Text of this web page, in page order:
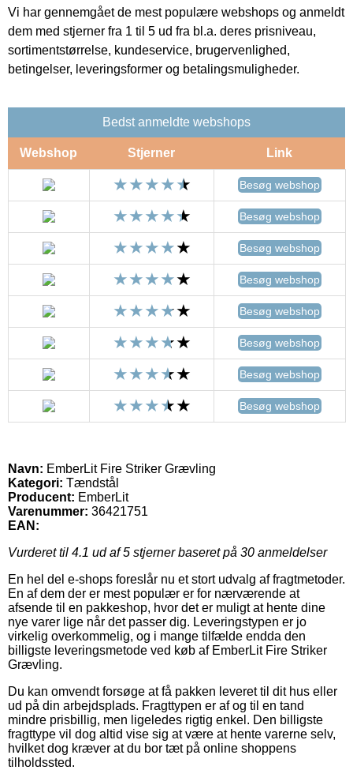
Vi har gennemgået de mest populære webshops og anmeldt
dem med stjerner fra 1 til 5 ud fra bl.a. deres prisniveau,
sortimentstørrelse, kundeservice, brugervenlighed,
betingelser, leveringsformer og betalingsmuligheder.
Bedst anmeldte webshops
Webshop Stjerner Link
Besøg webshop
Besøg webshop
Besøg webshop
Besøg webshop
Besøg webshop
Besøg webshop
Besøg webshop
Besøg webshop
Navn: EmberLit Fire Striker Grævling
Kategori: Tændstål
Producent: EmberLit
Varenummer: 36421751
EAN:
Vurderet til 4.1 ud af 5 stjerner baseret på 30 anmeldelser
En hel del e-shops foreslår nu et stort udvalg af fragtmetoder.
En af dem der er mest populær er for nærværende at
afsende til en pakkeshop, hvor det er muligt at hente dine
nye varer lige når det passer dig. Leveringstypen er jo
virkelig overkommelig, og i mange tilfælde endda den
billigste leveringsmetode ved køb af EmberLit Fire Striker
Grævling.
Du kan omvendt forsøge at få pakken leveret til dit hus eller
ud på din arbejdsplads. Fragttypen er af og til en tand
mindre prisbillig, men ligeledes rigtig enkel. Den billigste
fragttype vil dog altid vise sig at være at hente varerne selv,
hvilket dog kræver at du bor tæt på online shoppens
tilholdssted.